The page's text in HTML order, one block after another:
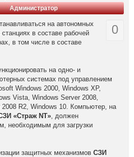
Администратор
0
на автономных
в составе рабочей
в том числе в составе
на одно- и
системах под управлением
Windows 2000, Windows XP,
Vista, Windows Server 2008,
R2, Windows 10. Компьютер, на
«Страж NT», должен
необходимым для загрузки
защитных механизмов СЗИ